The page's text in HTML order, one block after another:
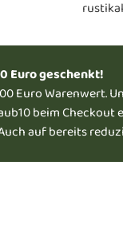
Euro geschenkt!
Euro Warenwert.
beim Checkout
auf bereits